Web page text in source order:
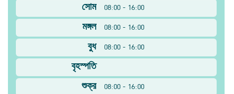
সোম
08:00 - 16:00
মঙ্গল
08:00 - 16:00
বুধ
08:00 - 16:00
বৃহস্পতি
শুক্র
08:00 - 16:00